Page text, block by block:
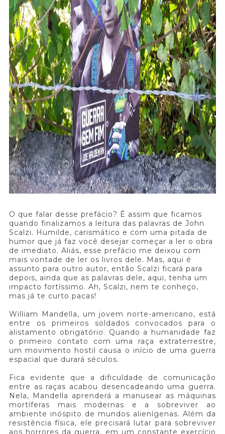
O que falar desse prefácio? É assim que ficamos
quando finalizamos a leitura das palavras de John
Scalzi. Humilde, carismático e com uma pitada de
humor que já faz você desejar começar a ler o obra
de imediato. Aliás, esse prefácio me deixou com
mais vontade de ler os livros dele. Mas, aqui é
assunto para outro autor, então Scalzi ficará para
depois, ainda que as palavras dele, aqui, tenha um
impacto fortíssimo. Ah, Scalzi, nem te conheço,
mas já te curto pacas!
William Mandella, um jovem norte-americano, está
entre os primeiros soldados convocados para o
alistamento obrigatório. Quando a humanidade faz
o primeiro contato com uma raça extraterrestre,
um movimento hostil causa o início de uma guerra
espacial que durará séculos.
Fica evidente que a dificuldade de comunicação
entre as raças acabou desencadeando uma guerra.
Nela, Mandella aprenderá a manusear as máquinas
mortíferas mais modernas e a sobreviver ao
ambiente inóspito de mundos alienígenas. Além da
resistência física, ele precisará lutar para sobreviver
aos horrores da guerra, em um constante exercício